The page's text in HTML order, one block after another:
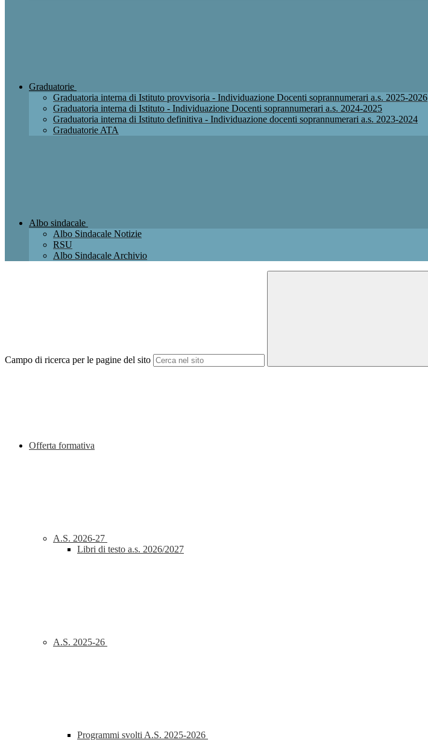
Graduatorie
Graduatoria interna di Istituto provvisoria - Individuazione Docenti soprannumerari a.s. 2025-2026
Graduatoria interna di Istituto - Individuazione Docenti soprannumerari a.s. 2024-2025
Graduatoria interna di Istituto definitiva - Individuazione docenti soprannumerari a.s. 2023-2024
Graduatorie ATA
Albo sindacale
Albo Sindacale Notizie
RSU
Albo Sindacale Archivio
Campo di ricerca per le pagine del sito
Offerta formativa
A.S. 2026-27
Libri di testo a.s. 2026/2027
A.S. 2025-26
Programmi svolti A.S. 2025-2026